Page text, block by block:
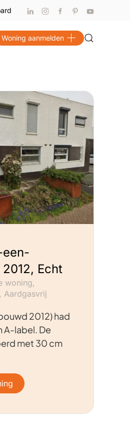
Woning aanmelden
Echt
woning,
Aardgasvrij
2012) had
A-label. De
met 30 cm